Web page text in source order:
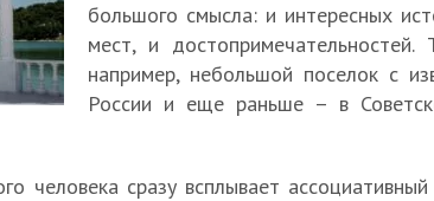
большого смысла: и интересных
мест, и достопримечательностей.
например, небольшой поселок с
России и еще раньше – в
человека сразу всплывает